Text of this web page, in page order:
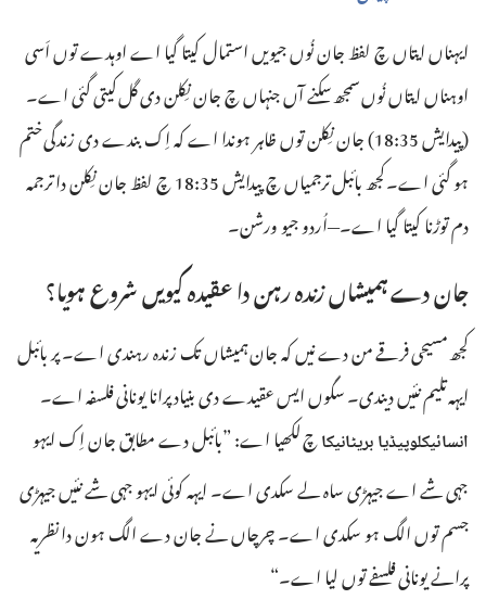
ایہناں ایتاں چ لفظ جان نُوں جیویں استمال کیتا گیا اے اوہدے توں اَسی
اوہناں ایتاں نُوں سمجھ سکنے آں جنہاں چ جان نِکلن دی گل کیتی گئی اے۔
(‏پیدایش 35:‏18
)‏ جان نِکلن توں ظاہر ہوندا اے کہ اِک بندے دی زندگی ختم
ہو گئی اے۔ کجھ بائبل ترجمیاں چپیدایش 35:‏18
چ لفظ جان نِکلن دا ترجمہ
دم توڑنا کیتا گیا اے۔—‏اُردو جیو ورشن۔
جان دے ہمیشاں زندہ رہن دا عقیدہ کیویں شروع ہویا؟
کجھ مسیحی فرقے من دے نیں کہ جان ہمیشاں تک زندہ رہندی اے۔ پر بائبل
ایہہ تلیم نئیں دیندی۔ سگوں ایس عقیدے دی بنیاد پرانا یونانی فلسفہ اے۔
انسائیکلوپیڈیا بریٹانیکاچ لکھیا اے:‏ ”‏بائبل دے مطابق جان اِک ایہو
جہی شے اے جیہڑی ساہ لے سکدی اے۔ ایہہ کوئی ایہو جہی شے نئیں جیہڑی
جسم توں الگ ہو سکدی اے۔ چرچاں نے جان دے الگ ہون دا نظریہ
پرانے یونانی فلسفے توں لیا اے۔“‏